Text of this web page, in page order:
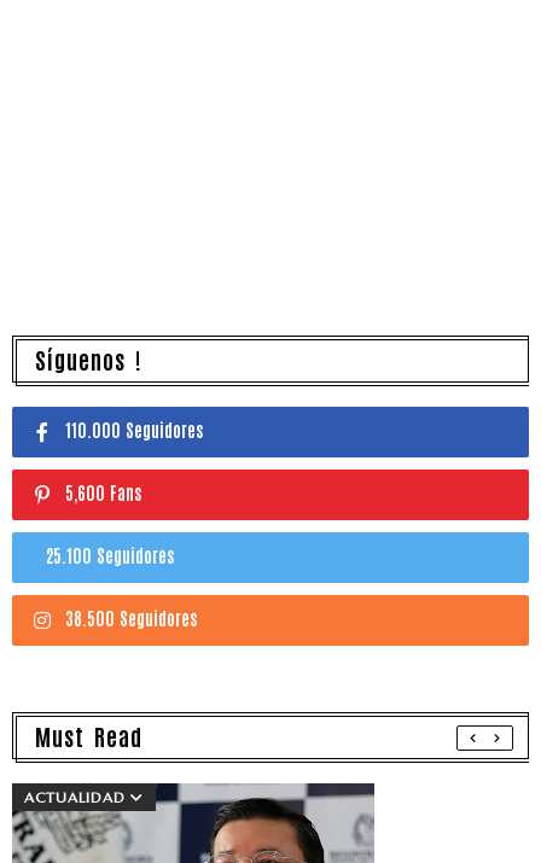
Síguenos !
110.000 Seguidores
5,600 Fans
25.100 Seguidores
38.500 Seguidores
Must Read
ACTUALIDAD